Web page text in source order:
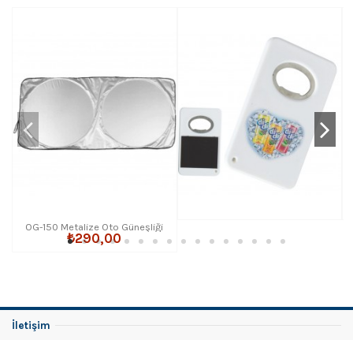
OG-150 Metalize Oto Güneşliği
₺290,00
İletişim